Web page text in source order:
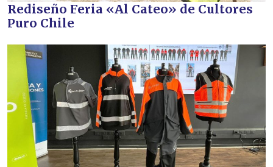
Rediseño Feria «Al Cateo» de Cultores
Puro Chile